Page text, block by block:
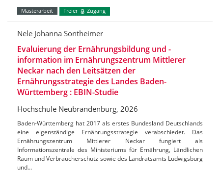
Masterarbeit Freier Zugang
Nele Johanna Sontheimer
Evaluierung der Ernährungsbildung und -
information im Ernährungszentrum Mittlerer
Neckar nach den Leitsätzen der
Ernährungsstrategie des Landes Baden-
Württemberg : EBIN-Studie
Hochschule Neubrandenburg, 2026
Baden-Württemberg hat 2017 als erstes Bundesland Deutschlands
eine eigenständige Ernährungsstrategie verabschiedet. Das
Ernährungszentrum Mittlerer Neckar fungiert als
Informationszentrale des Ministeriums für Ernährung, Ländlichen
Raum und Verbraucherschutz sowie des Landratsamts Ludwigsburg
und…